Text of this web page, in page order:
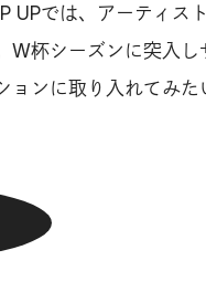
UPでは、アーティス
W杯シーズンに突入し
ョンに取り入れてみた